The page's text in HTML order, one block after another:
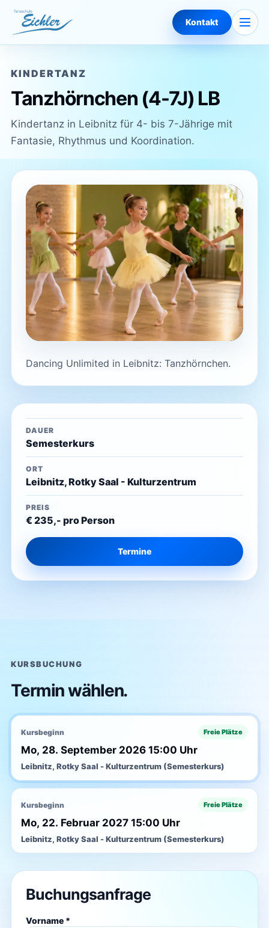
Kontakt
KINDERTANZ
Tanzhörnchen (4-7J) LB
Kindertanz in Leibnitz für 4- bis 7-Jährige mit
Fantasie, Rhythmus und Koordination.
Dancing Unlimited in Leibnitz: Tanzhörnchen.
DAUER
Semesterkurs
ORT
Leibnitz, Rotky Saal - Kulturzentrum
PREIS
€ 235,- pro Person
Termine
KURSBUCHUNG
Termin wählen.
Kursbeginn Freie Plätze
Mo, 28. September 2026 15:00 Uhr
Leibnitz, Rotky Saal - Kulturzentrum (Semesterkurs)
Kursbeginn Freie Plätze
Mo, 22. Februar 2027 15:00 Uhr
Leibnitz, Rotky Saal - Kulturzentrum (Semesterkurs)
Buchungsanfrage
Vorname *